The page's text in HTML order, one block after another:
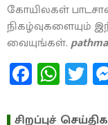
கோயிலகள்
நிகழ்வுகளையும்
வையுங்கள்.
சிறப்புச்